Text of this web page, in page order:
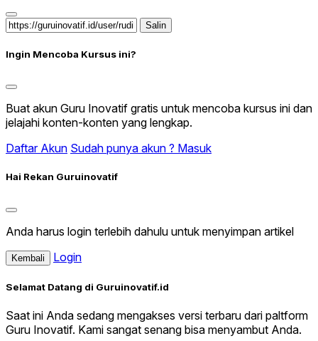
Salin
Ingin Mencoba Kursus ini?
Buat akun Guru Inovatif gratis untuk mencoba kursus ini dan
jelajahi konten-konten yang lengkap.
Daftar Akun Sudah punya akun ? Masuk
Hai Rekan Guruinovatif
Anda harus login terlebih dahulu untuk menyimpan artikel
Kembali Login
Selamat Datang di Guruinovatif.id
Saat ini Anda sedang mengakses versi terbaru dari paltform
Guru Inovatif. Kami sangat senang bisa menyambut Anda.